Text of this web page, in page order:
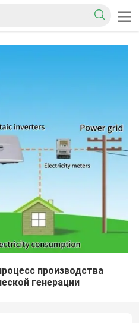
производства
генерации